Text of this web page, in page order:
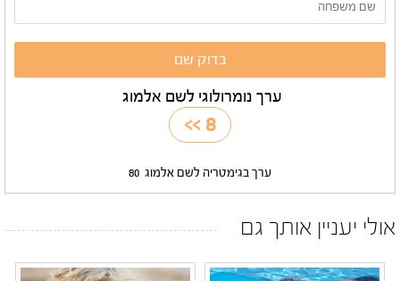
ערך נומרולוגי לשם אלמוג
8
>>
ערך בגימטריה לשם אלמוג 80
אולי יעניין אותך גם